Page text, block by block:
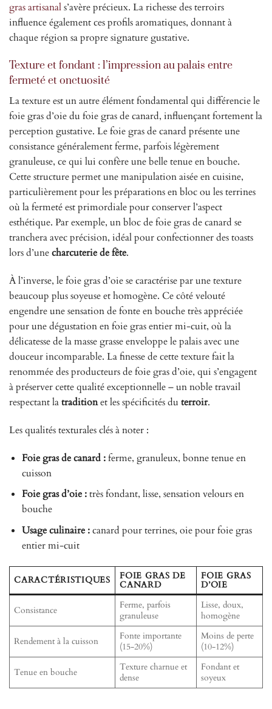
gras artisanals’avère précieux. La richesse des terroirs
influence également ces profils aromatiques, donnant à
chaque région sa propre signature gustative.
Texture et fondant : l’impression au palais entre
fermeté et onctuosité
La texture est un autre élément fondamental qui différencie le
foie gras d’oie du foie gras de canard, influençant fortement la
perception gustative. Le foie gras de canard présente une
consistance généralement ferme, parfois légèrement
granuleuse, ce qui lui confère une belle tenue en bouche.
Cette structure permet une manipulation aisée en cuisine,
particulièrement pour les préparations en bloc ou les terrines
où la fermeté est primordiale pour conserver l’aspect
esthétique. Par exemple, un bloc de foie gras de canard se
tranchera avec précision, idéal pour confectionner des toasts
lors d’unecharcuterie de fête.
À l’inverse, le foie gras d’oie se caractérise par une texture
beaucoup plus soyeuse et homogène. Ce côté velouté
engendre une sensation de fonte en bouche très appréciée
pour une dégustation en foie gras entier mi-cuit, où la
délicatesse de la masse grasse enveloppe le palais avec une
douceur incomparable. La finesse de cette texture fait la
renommée des producteurs de foie gras d’oie, qui s’engagent
à préserver cette qualité exceptionnelle – un noble travail
respectant latraditionet les spécificités du terroir.
Les qualités texturales clés à noter :
Foie gras de canard :ferme, granuleux, bonne tenue en
cuisson
Foie gras d’oie :très fondant, lisse, sensation velours en
bouche
Usage culinaire :canard pour terrines, oie pour foie gras
entier mi-cuit
CARACTÉRISTIQUES FOIE GRAS DE
CANARD
FOIE GRAS
D’OIE
Consistance
Ferme, parfois
granuleuse
Lisse, doux,
homogène
Rendement à la cuisson
Fonte importante
(15-20%)
Moins de perte
(10-12%)
Tenue en bouche
Texture charnue et
dense
Fondant et
soyeux